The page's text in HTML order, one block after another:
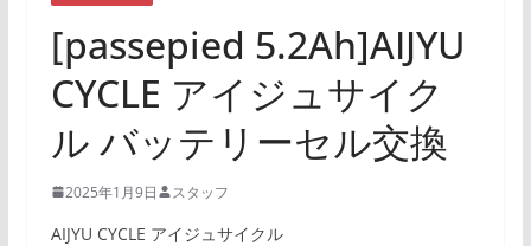
[passepied 5.2Ah]AIJYU
CYCLE アイジュサイク
ル バッテリーセル交換
2025年1月9日 スタッフ
AIJYU CYCLE アイジュサイクル